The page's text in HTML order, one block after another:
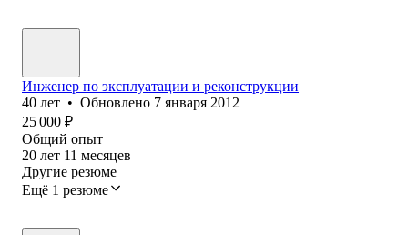
Инженер по эксплуатации и реконструкции
40 лет • Обновлено 7 января 2012
25 000 ₽
Общий опыт
20 лет 11 месяцев
Другие резюме
Ещё 1 резюме